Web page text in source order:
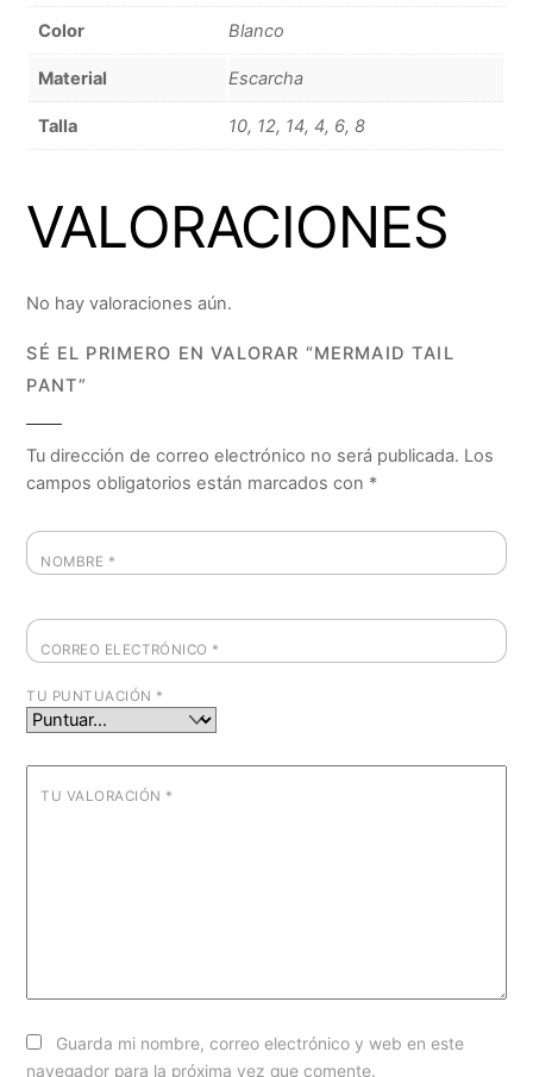
Color Blanco
Material Escarcha
Talla 10, 12, 14, 4, 6, 8
VALORACIONES
No hay valoraciones aún.
SÉ EL PRIMERO EN VALORAR “MERMAID TAIL
PANT”
Tu dirección de correo electrónico no será publicada. Los
campos obligatorios están marcados con *
NOMBRE *
CORREO ELECTRÓNICO *
TU PUNTUACIÓN *
TU VALORACIÓN *
Guarda mi nombre, correo electrónico y web en este
navegador para la próxima vez que comente.